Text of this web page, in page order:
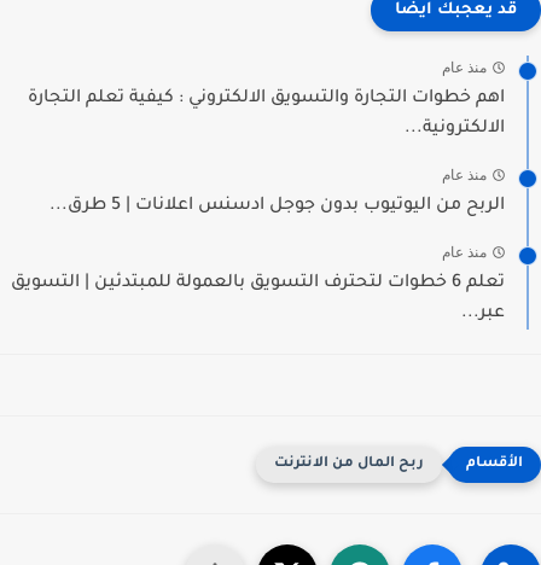
قد يعجبك ايضا
منذ عام
اهم خطوات التجارة والتسويق الالكتروني : كيفية تعلم التجارة
الالكترونية...
منذ عام
الربح من اليوتيوب بدون جوجل ادسنس اعلانات | 5 طرق...
منذ عام
تعلم 6 خطوات لتحترف التسويق بالعمولة للمبتدئين | التسويق
عبر...
ربح المال من الانترنت